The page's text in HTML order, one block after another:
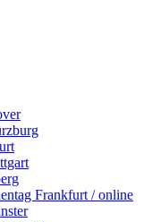
Frankfurt / online